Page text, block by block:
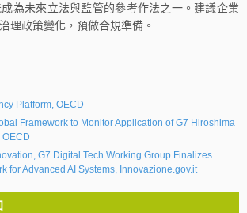
為未來立法與監管的參考作法之一。建議企業
理政策變化，預做合規準備。
Platform, OECD
Framework to Monitor Application of G7 Hiroshima
G7 Digital Tech Working Group Finalizes
for Advanced AI Systems, Innovazione.gov.it